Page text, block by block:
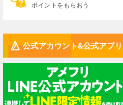
ポイントをもらおう
公式アカウント&公式アプリ